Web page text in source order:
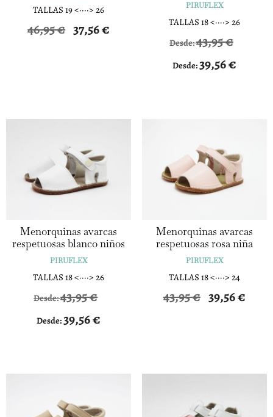
TALLAS 19 <····> 26
46,95€
El
37,56€
PIRUFLEX
TALLAS 18 <····> 26
Desde:43,95€
Desde:39,56€
Menorquinas avarcas
respetuosas blanco niños
PIRUFLEX
TALLAS 18 <····> 26
Desde:43,95€
Desde:39,56€
Menorquinas avarcas
respetuosas rosa niña
PIRUFLEX
TALLAS 18 <····> 24
43,95€
El
precio
39,56€El